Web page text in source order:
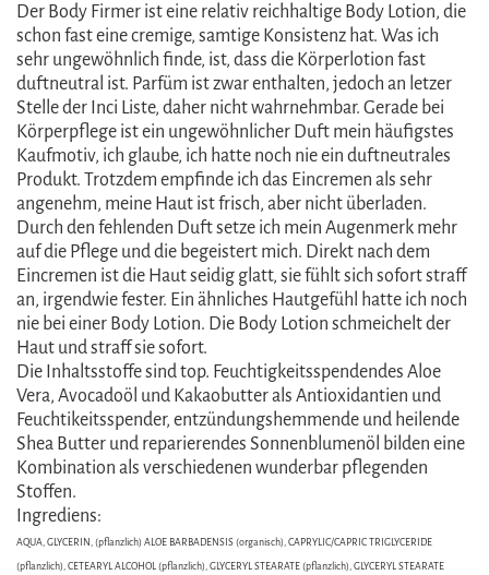
Der Body Firmer ist eine relativ reichhaltige Body Lotion, die
schon fast eine cremige, samtige Konsistenz hat. Was ich
sehr ungewöhnlich finde, ist, dass die Körperlotion fast
duftneutral ist. Parfüm ist zwar enthalten, jedoch an letzer
Stelle der Inci Liste, daher nicht wahrnehmbar. Gerade bei
Körperpflege ist ein ungewöhnlicher Duft mein häufigstes
Kaufmotiv, ich glaube, ich hatte noch nie ein duftneutrales
Produkt. Trotzdem empfinde ich das Eincremen als sehr
angenehm, meine Haut ist frisch, aber nicht überladen.
Durch den fehlenden Duft setze ich mein Augenmerk mehr
auf die Pflege und die begeistert mich. Direkt nach dem
Eincremen ist die Haut seidig glatt, sie fühlt sich sofort straff
an, irgendwie fester. Ein ähnliches Hautgefühl hatte ich noch
nie bei einer Body Lotion. Die Body Lotion schmeichelt der
Haut und straff sie sofort.
Die Inhaltsstoffe sind top. Feuchtigkeitsspendendes Aloe
Vera, Avocadoöl und Kakaobutter als Antioxidantien und
Feuchtikeitsspender, entzündungshemmende und heilende
Shea Butter und reparierendes Sonnenblumenöl bilden eine
Kombination als verschiedenen wunderbar pflegenden
Stoffen.
Ingrediens:
AQUA, GLYCERIN, (pflanzlich) ALOE BARBADENSIS (organisch), CAPRYLIC/CAPRIC TRIGLYCERIDE
(pflanzlich), CETEARYL ALCOHOL (pflanzlich), GLYCERYL STEARATE (pflanzlich), GLYCERYL STEARATE